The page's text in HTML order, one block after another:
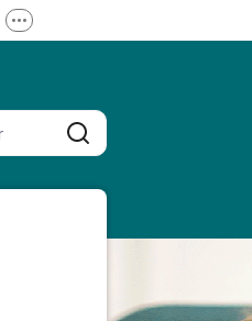
Sök
Fler supportlänkar